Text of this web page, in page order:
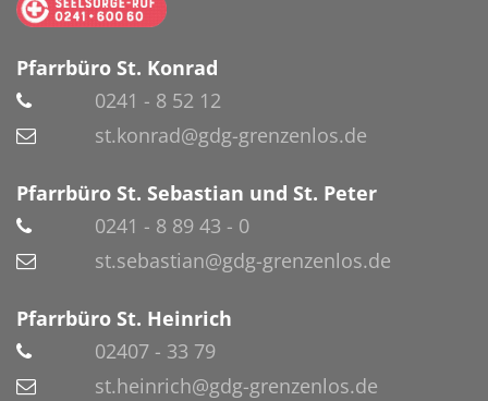
Pfarrbüro St. Konrad
0241 - 8 52 12
st.konrad@gdg-grenzenlos.de
Pfarrbüro St. Sebastian und St. Peter
0241 - 8 89 43 - 0
st.sebastian@gdg-grenzenlos.de
Pfarrbüro St. Heinrich
02407 - 33 79
st.heinrich@gdg-grenzenlos.de